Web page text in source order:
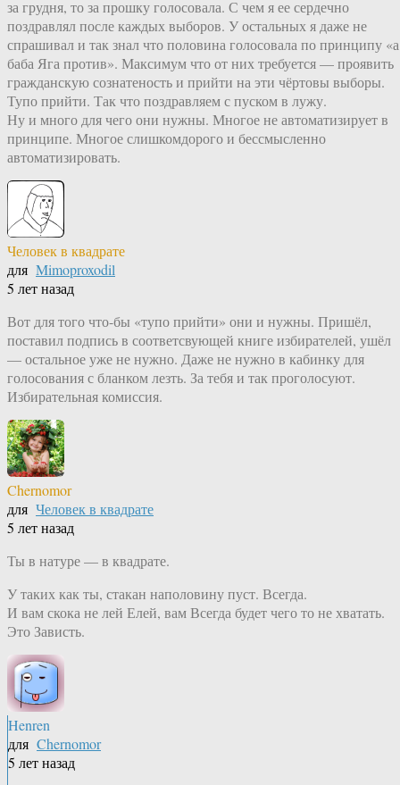
за грудня, то за прошку голосовала. С чем я ее сердечно
поздравлял после каждых выборов. У остальных я даже не
спрашивал и так знал что половина голосовала по принципу «а
баба Яга против». Максимум что от них требуется — проявить
гражданскую сознатеность и прийти на эти чёртовы выборы.
Тупо прийти. Так что поздравляем с пуском в лужу.
Ну и много для чего они нужны. Многое не автоматизирует в
принципе. Многое слишкомдорого и бессмысленно
автоматизировать.
Человек в квадрате
для Mimoproxodil
5 лет назад
Вот для того что-бы «тупо прийти» они и нужны. Пришёл,
поставил подпись в соответсвующей книге избирателей, ушёл
— остальное уже не нужно. Даже не нужно в кабинку для
голосования с бланком лезть. За тебя и так проголосуют.
Избирательная комиссия.
Chernomor
для Человек в квадрате
5 лет назад
Ты в натуре — в квадрате.
У таких как ты, стакан наполовину пуст. Всегда.
И вам скока не лей Елей, вам Всегда будет чего то не хватать.
Это Зависть.
Henren
для Chernomor
5 лет назад